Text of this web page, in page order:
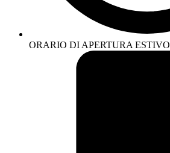
ORARIO DI APERTURA ESTIVO